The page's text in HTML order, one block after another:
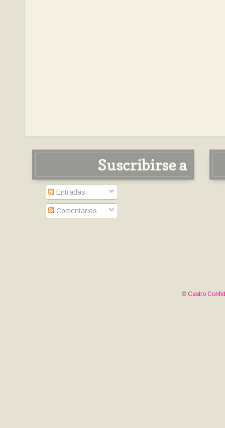
Suscribirse a
Entradas
Comentarios
© Castro